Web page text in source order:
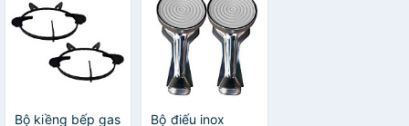
Bộ kiềng bếp gas
Bộ điếu inox